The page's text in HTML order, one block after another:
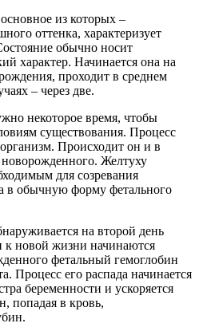
из которых –
оттенка, характеризует
обычно носит
характер. Начинается она на
проходит в среднем
– через две.
некоторое время, чтобы
существования. Процесс
Происходит он и в
Желтуху
для созревания
в обычную форму фетального
на второй день
к новой жизни начинаются
фетальный гемоглобин
Процесс его распада начинается
беременности и ускоряется
попадая в кровь,